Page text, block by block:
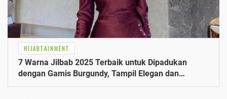
HIJABTAINMENT
7 Warna Jilbab 2025 Terbaik untuk Dipadukan
dengan Gamis Burgundy, Tampil Elegan dan
Anggun